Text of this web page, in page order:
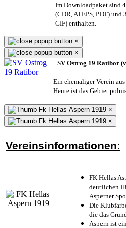
Im Downloadpaket sind
(CDR, AI EPS, PDF) und
GIF) enthalten.
×
×
SV Ostrog 19 Ratibor
Ein ehemaliger Verein
Heute ist das Gebiet
×
×
Vereinsinformationen:
FK Hellas
deutlichen
Asperner
Die
die das
Aspern ist